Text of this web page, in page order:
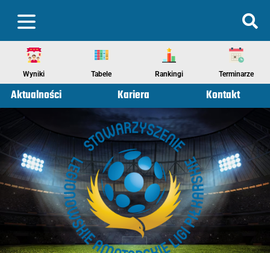
Wyniki Tabele Rankingi Terminarze
Aktualności Kariera Kontakt